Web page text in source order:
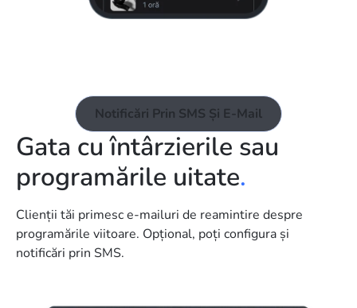
Notificări Prin SMS Și E-Mail
Gata cu întârzierile sau
programările uitate.
Clienții tăi primesc e-mailuri de reamintire despre
programările viitoare. Opțional, poți configura și
notificări prin SMS.